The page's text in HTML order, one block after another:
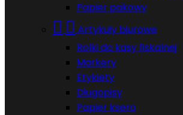
Papier pakowy
  Artykuły biurowe
Rolki do kasy fiskalnej
Markery
Etykiety
Długopisy
Papier ksero